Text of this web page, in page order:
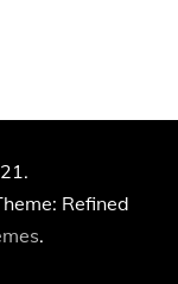
Refined
.